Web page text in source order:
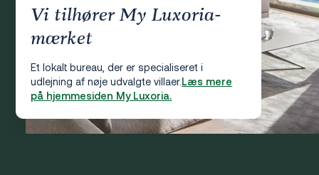
Vi tilhører My Luxoria-
mærket
Et lokalt bureau, der er specialiseret i
udlejning af nøje udvalgte villaer.Læs mere
på hjemmesiden My Luxoria.